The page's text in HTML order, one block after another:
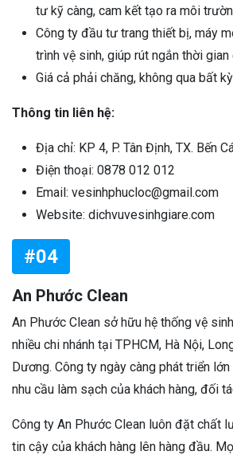
tư kỹ càng, cam kết tạo ra môi
Công ty đầu tư trang thiết bị, máy
trình vệ sinh, giúp rút ngắn thời gian
Giá cả phải chăng, không qua bất
Thông tin liên hệ:
Địa chỉ: KP 4, P. Tân Định, TX. Bến
Điện thoại: 0878 012 012
Email: vesinhphucloc@gmail.com
Website: dichvuvesinhgiare.com
#04
An Phước Clean
An Phước Clean sở hữu hệ thống vệ
nhiều chi nhánh tại TPHCM, Hà Nội,
Dương. Công ty ngày càng phát triển
nhu cầu làm sạch của khách hàng, đối
Công ty An Phước Clean luôn đặt chất
tin cậy của khách hàng lên hàng đầu.